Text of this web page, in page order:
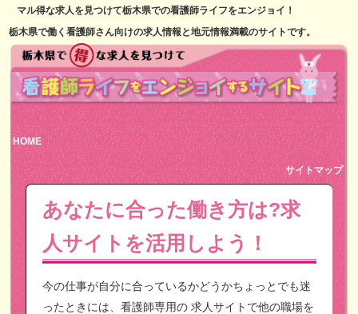
マル得な求人を見つけて栃木県での看護師ライフをエンジョイ！
栃木県で働く看護師さん向けの求人情報と地元情報満載のサイトです。
HOME
サイトマップ
あなたに合った働き方は?求
人サイトを活用しよう！
今の仕事が自分に合っているかどうかちょっとでも迷
ったときには、看護師専用の 求人サイトで他の職場を